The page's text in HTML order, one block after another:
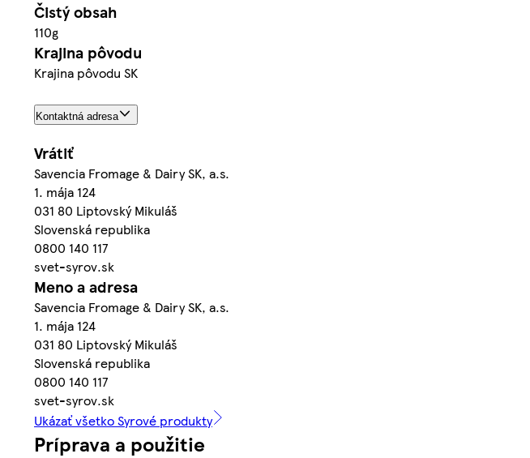
Čistý obsah
110g
Krajina pôvodu
Krajina pôvodu SK
Kontaktná adresa
Vrátiť
Savencia Fromage & Dairy SK, a.s.
1. mája 124
031 80 Liptovský Mikuláš
Slovenská republika
0800 140 117
svet-syrov.sk
Meno a adresa
Savencia Fromage & Dairy SK, a.s.
1. mája 124
031 80 Liptovský Mikuláš
Slovenská republika
0800 140 117
svet-syrov.sk
Ukázať všetko Syrové produkty
Príprava a použitie